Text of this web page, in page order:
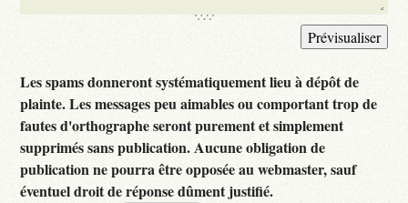
Les spams donneront systématiquement lieu à dépôt de
plainte. Les messages peu aimables ou comportant trop de
fautes d'orthographe seront purement et simplement
supprimés sans publication. Aucune obligation de
publication ne pourra être opposée au webmaster, sauf
éventuel droit de réponse dûment justifié.